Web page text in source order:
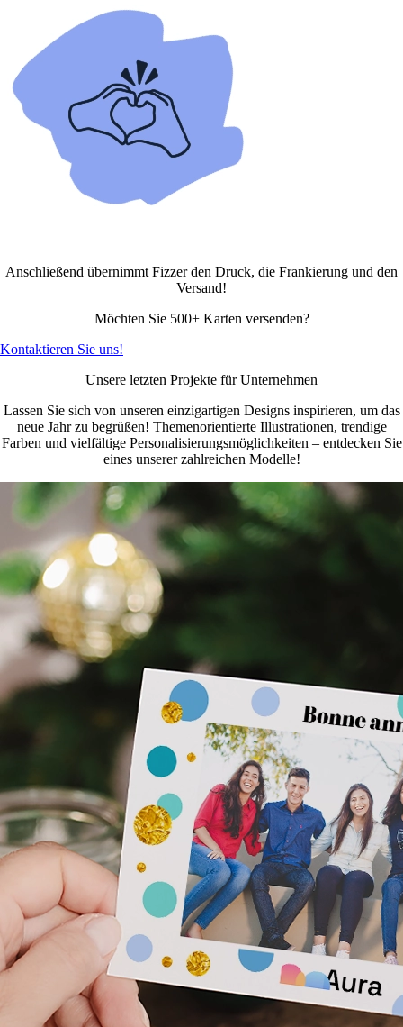
Anschließend übernimmt Fizzer den Druck, die Frankierung und den
Versand!
Möchten Sie 500+ Karten versenden?
Kontaktieren Sie uns!
Unsere letzten Projekte für Unternehmen
Lassen Sie sich von unseren einzigartigen Designs inspirieren, um das
neue Jahr zu begrüßen! Themenorientierte Illustrationen, trendige
Farben und vielfältige Personalisierungsmöglichkeiten – entdecken Sie
eines unserer zahlreichen Modelle!